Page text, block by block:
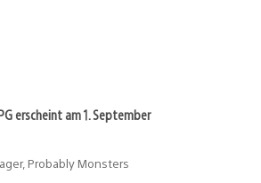
erscheint am 1. September
Probably Monsters